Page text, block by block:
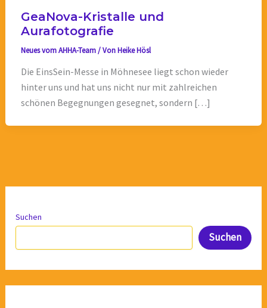
GeaNova-Kristalle und
Aurafotografie
Neues vom AHHA-Team/ VonHeike Hösl
Die EinsSein-Messe in Möhnesee liegt schon wieder
hinter uns und hat uns nicht nur mit zahlreichen
schönen Begegnungen gesegnet, sondern […]
Suchen
Suchen